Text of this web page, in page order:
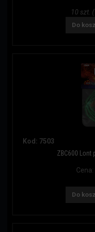
10 szt.
Do
Kod: 7503
ZBC600
Cena:
Do